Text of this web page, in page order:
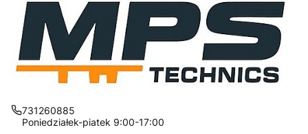
731260885
Poniedziałek-piatek 9:00-17:00